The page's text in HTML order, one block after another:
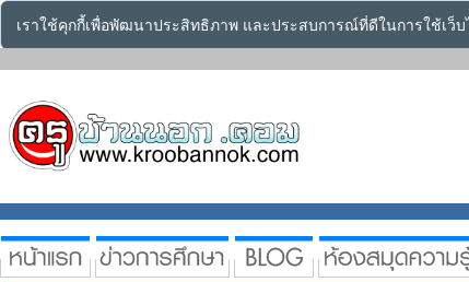
เราใช้คุกกี้เพื่อพัฒนาประสิทธิภาพ และประสบการณ์ที่ดีในการใช้เว็